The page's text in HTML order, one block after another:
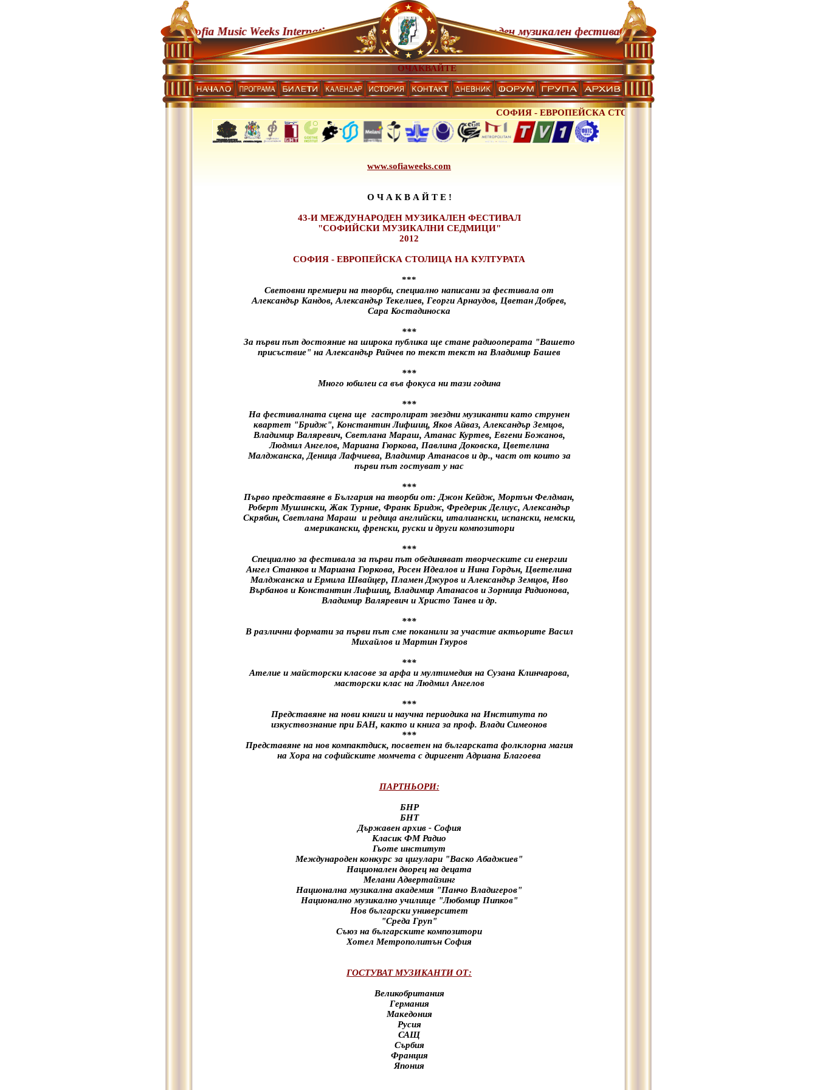
43rd Sofia Music Weeks International Festival 23 May - 27 June 201243-ти Международен музикален фестивал "Софийски музикални седмици" - 23
ОЧАКВАЙТЕ
СОФИЯ - ЕВРОПЕЙСКА СТОЛИЦА НА КУЛТУРАТА
www.sofiaweeks.com
О Ч А К В А Й Т Е !
43-И МЕЖДУНАРОДЕН МУЗИКАЛЕН ФЕСТИВАЛ
"СОФИЙСКИ МУЗИКАЛНИ СЕДМИЦИ"
2012
СОФИЯ - ЕВРОПЕЙСКА СТОЛИЦА НА КУЛТУРАТА
***
Световни премиери на творби, специално написани за фестивала от
Александър Кандов, Александър Текелиев, Георги Арнаудов, Цветан Добрев,
Сара Костадиноска
***
За първи път достояние на широка публика ще стане радиооперата "Вашето
присъствие" на Александър Райчев по текст текст на Владимир Башев
***
Много юбилеи са във фокуса ни тази година
***
На фестивалната сцена ще гастролират звездни музиканти като струнен
квартет "Бридж", Константин Лифшиц, Яков Айваз, Александър Земцов,
Владимир Валяревич, Светлана Мараш, Атанас Куртев, Евгени Божанов,
Людмил Ангелов, Мариана Гюркова, Павлина Доковска, Цветелина
Малджанска, Деница Лафчиева, Владимир Атанасов и др., част от които за
първи път гостуват у нас
***
Първо представяне в България на творби от: Джон Кейдж, Мортън Фелдман,
Роберт Мушински, Жак Турние, Франк Бридж, Фредерик Делиус, Александър
Скрябин, Светлана Мараш и редица английски, италиански, испански, немски,
американски, френски, руски и други композитори
***
Специално за фестивала за първи път обединяват творческите си енергии
Ангел Станков и Мариана Гюркова, Росен Идеалов и Нина Гордън, Цветелина
Малджанска и Ермила Швайцер, Пламен Джуров и Александър Земцов, Иво
Върбанов и Константин Лифшиц, Владимир Атанасов и Зорница Радионова,
Владимир Валяревич и Христо Танев и др.
***
В различни формати за първи път сме поканили за участие актьорите Васил
Михайлов и Мартин Гяуров
***
Ателие и майсторски класове за арфа и мултимедия на Сузана Клинчарова,
масторски клас на Людмил Ангелов
***
Представяне на нови книги и научна периодика на Института по
изкуствознание при БАН, както и книга за проф. Влади Симеонов
***
Представяне на нов компактдиск, посветен на българската фолклорна магия
на Хора на софийските момчета с диригент Адриана Благоева
ПАРТНЬОРИ:
БНР
БНТ
Държавен архив - София
Класик ФМ Радио
Гьоте институт
Международен конкурс за цигулари "Васко Абаджиев"
Национален дворец на децата
Мелани Адвертайзинг
Национална музикална академия "Панчо Владигеров"
Национално музикално училище "Любомир Пипков"
Нов български университет
"Среда Груп"
Съюз на българските композитори
Хотел Метрополитън София
ГОСТУВАТ МУЗИКАНТИ ОТ:
Великобритания
Германия
Македония
Русия
САЩ
Сърбия
Франция
Япония